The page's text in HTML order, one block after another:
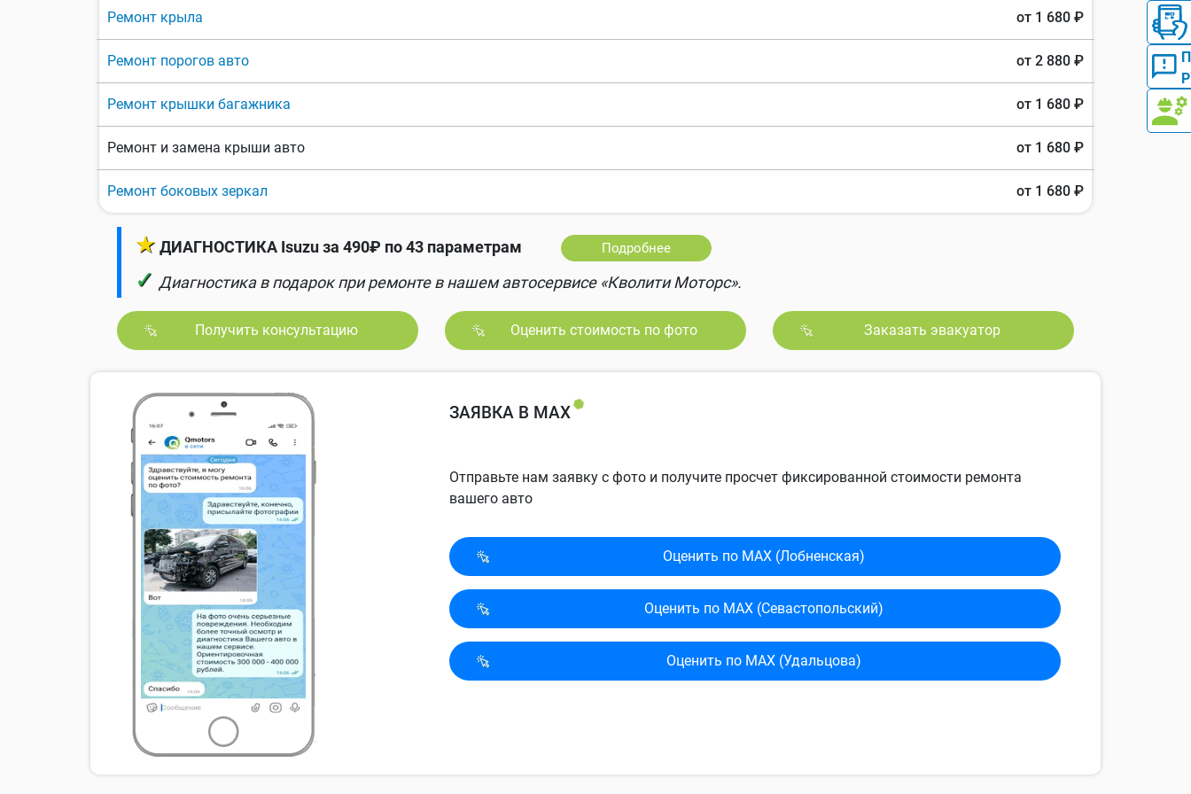
Ремонт крыла от 1 680 ₽
Ремонт порогов авто от 2 880 ₽
Ремонт крышки багажника от 1 680 ₽
Ремонт и замена крыши авто от 1 680 ₽
Ремонт боковых зеркал от 1 680 ₽
★ ДИАГНОСТИКА Isuzu за 490₽ по 43 параметрам Подробнее
✓ Диагностика в подарок при ремонте в нашем автосервисе «Кволити Моторс».
Получить консультацию Оценить стоимость по фото Заказать эвакуатор
ЗАЯВКА В MAX
Отправьте нам заявку с фото и получите просчет фиксированной стоимости ремонта
вашего авто
Оценить по MAX (Лобненская)
Оценить по MAX (Севасто­польский)
Оценить по MAX (Удальцова)